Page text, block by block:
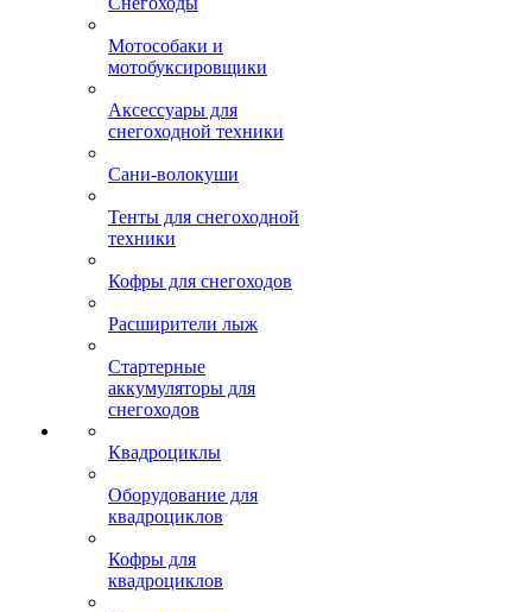
Мотособаки и
мотобуксировщики
Аксессуары для
снегоходной техники
Сани-волокуши
Тенты для снегоходной
техники
Кофры для снегоходов
Расширители лыж
Стартерные
аккумуляторы для
снегоходов
Квадроциклы
Оборудование для
квадроциклов
Кофры для
квадроциклов